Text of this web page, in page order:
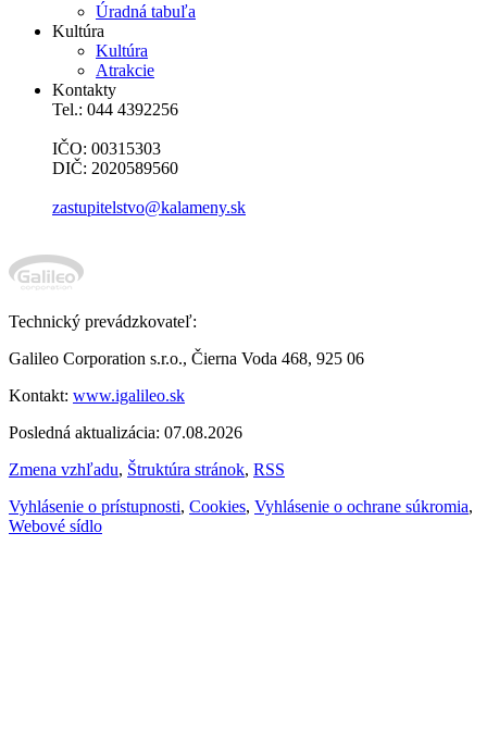
Úradná tabuľa
Kultúra
Kultúra
Atrakcie
Kontakty
Tel.: 044 4392256
IČO: 00315303
DIČ: 2020589560
zastupitelstvo@kalameny.sk
Technický prevádzkovateľ:
Galileo Corporation s.r.o., Čierna Voda 468, 925 06
Kontakt: www.igalileo.sk
Posledná aktualizácia: 07.08.2026
Zmena vzhľadu, Štruktúra stránok, RSS
Vyhlásenie o prístupnosti, Cookies, Vyhlásenie o ochrane súkromia,
Webové sídlo